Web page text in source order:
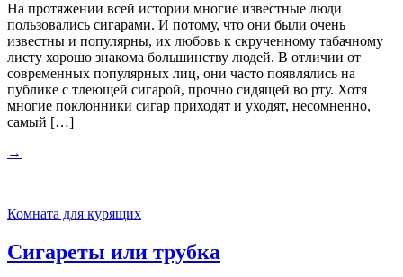
На протяжении всей истории многие известные люди
пользовались сигарами. И потому, что они были очень
известны и популярны, их любовь к скрученному табачному
листу хорошо знакома большинству людей. В отличии от
современных популярных лиц, они часто появлялись на
публике с тлеющей сигарой, прочно сидящей во рту. Хотя
многие поклонники сигар приходят и уходят, несомненно,
самый […]
→
Комната для курящих
Сигареты или трубка